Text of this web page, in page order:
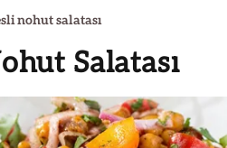
nohut salatası
Salatası